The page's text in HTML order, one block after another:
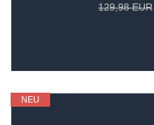
129,98 EUR
NEU